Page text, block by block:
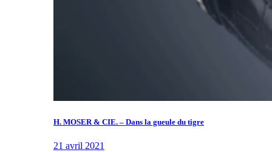
H. MOSER & CIE. – Dans la gueule du tigre
21 avril 2021